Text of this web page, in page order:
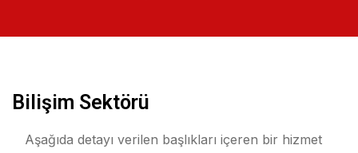
Bilişim Sektörü
Aşağıda detayı verilen başlıkları içeren bir hizmet